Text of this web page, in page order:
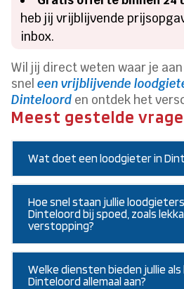
heb jij vrijblijvende
inbox.
Wil jij direct weten waar je
sneleen vrijblijvende
Dinteloord en ontdek het
Meest gestelde
Wat doet een loodgieter in
Hoe snel staan jullie
Dinteloord bij spoed, zoals
verstopping?
Welke diensten bieden jullie
Dinteloord allemaal aan?